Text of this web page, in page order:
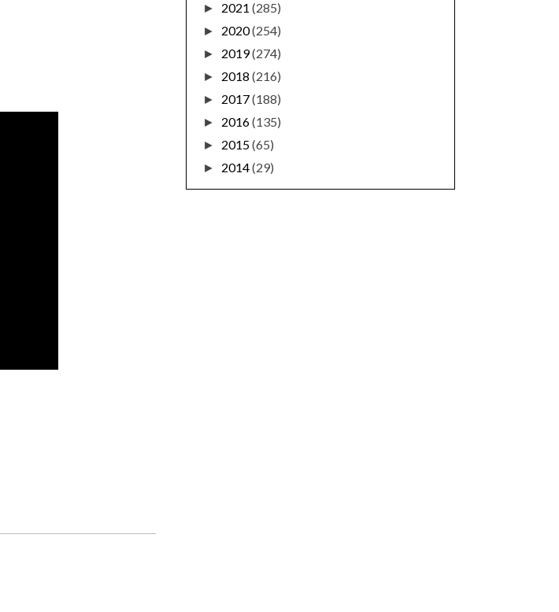
► 2021 (285)
► 2020(254)
► 2019(274)
► 2018 (216)
► 2017(188)
► 2016(135)
► 2015(65)
► 2014(29)